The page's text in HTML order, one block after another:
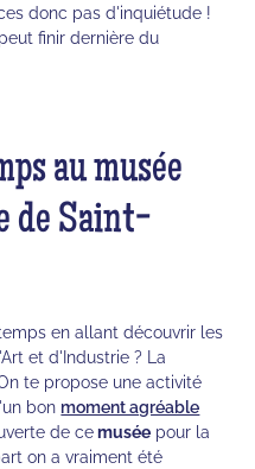
donc pas d'inquiétude !
finir dernière du
au musée
de Saint-
en allant découvrir les
et d'Industrie ? La
te propose une activité
bon moment agréable
de cemusée pour la
on a vraiment été